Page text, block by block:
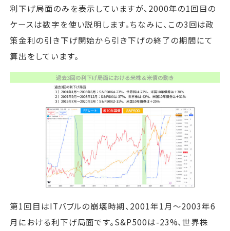
利下げ局面のみを表示していますが、2000年の1回目の
ケースは数字を使い説明します。ちなみに、この3回は政
策金利の引き下げ開始から引き下げの終了の期間にて
算出をしています。
第1回目はITバブルの崩壊時期、2001年1月～2003年6
月における利下げ局面です。S&P500は-23%、世界株